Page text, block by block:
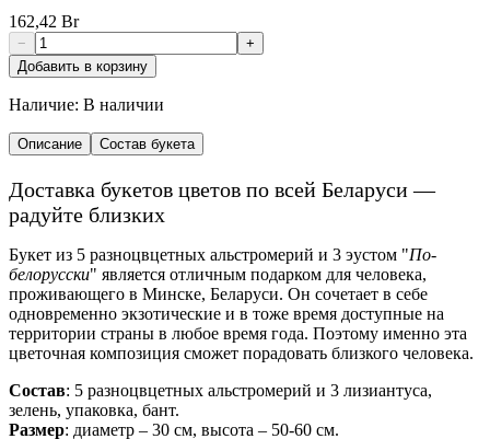
162,42 Br
−
+
Добавить в корзину
Наличие: В наличии
Описание Состав букета
Доставка букетов цветов по всей Беларуси —
радуйте близких
Букет из 5 разноцвцетных альстромерий и 3 эустом "По-
белорусски" является отличным подарком для человека,
проживающего в Минске, Беларуси. Он сочетает в себе
одновременно экзотические и в тоже время доступные на
территории страны в любое время года. Поэтому именно эта
цветочная композиция сможет порадовать близкого человека.
Состав: 5 разноцвцетных альстромерий и 3 лизиантуса,
зелень, упаковка, бант.
Размер: диаметр – 30 см, высота – 50-60 см.